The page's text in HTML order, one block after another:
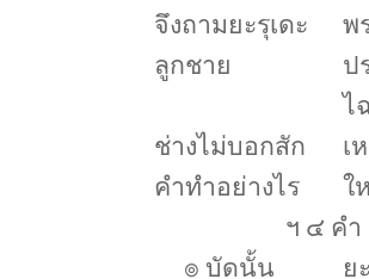
จึงถามยะรุเดะ
ลูกชาย
พ
ป
ไ
ช่างไม่บอกสัก
คำทำอย่างไร
เ
ใ
ฯ ๔ คำ
๏ บัดนั้น ย